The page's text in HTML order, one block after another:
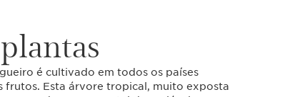
é cultivado em todos os países
frutos. Esta árvore tropical, muito exposta